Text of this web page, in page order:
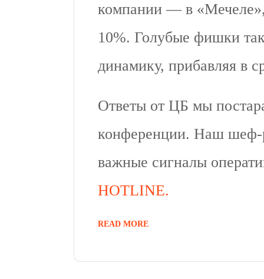
компании — в
10%. Голубые фишки
динамику, прибавляя в
Ответы от ЦБ мы
конференции. Наш шеф-
важные сигналы
HOTLINE.
READ MORE